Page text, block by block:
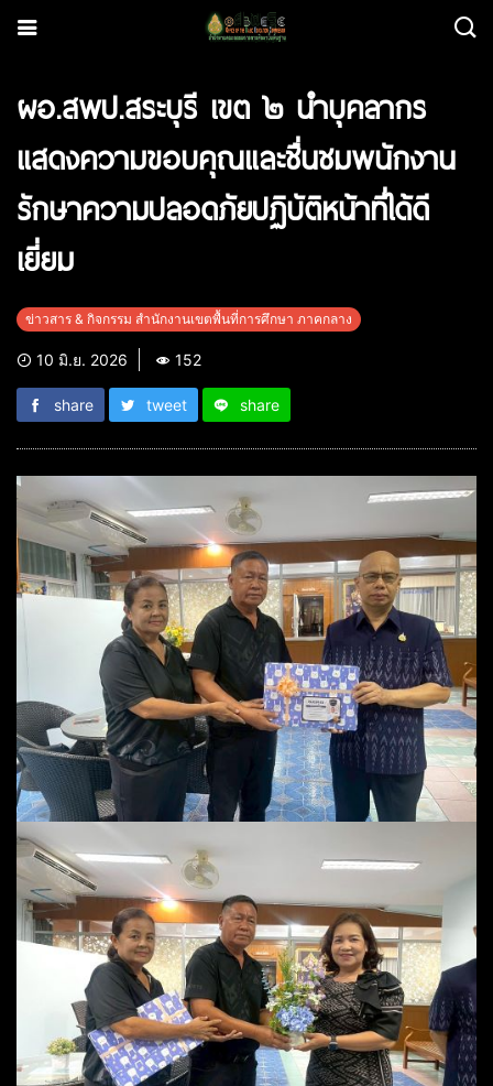
ผอ.สพป.สระบุรี เขต ๒ นำบุคลากร
แสดงความขอบคุณและชื่นชมพนักงาน
รักษาความปลอดภัยปฏิบัติหน้าที่ได้ดี
เยี่ยม
ข่าวสาร & กิจกรรม สำนักงานเขตพื้นที่การศึกษา ภาคกลาง
10 มิ.ย. 2026 152
share tweet share